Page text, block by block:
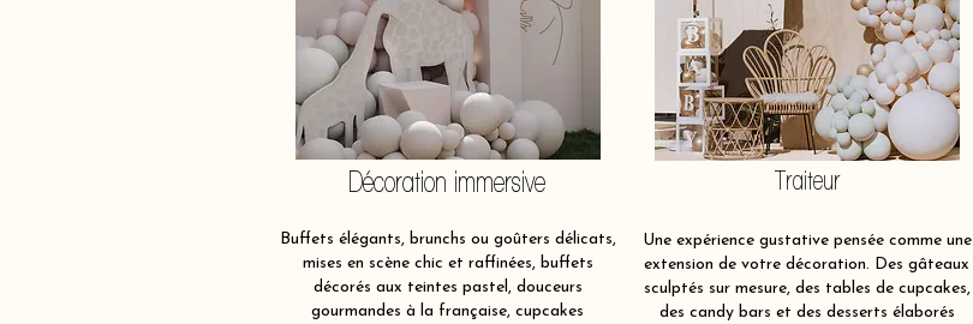
Décoration immersive
Buffets élégants, brunchs ou goûters délicats,
mises en scène chic et raffinées, buffets
décorés aux teintes pastel, douceurs
gourmandes à la française, cupcakes
Traiteur
Une expérience gustative pensée comme une
extension de votre décoration. Des gâteaux
sculptés sur mesure, des tables de cupcakes,
des candy bars et des desserts élaborés